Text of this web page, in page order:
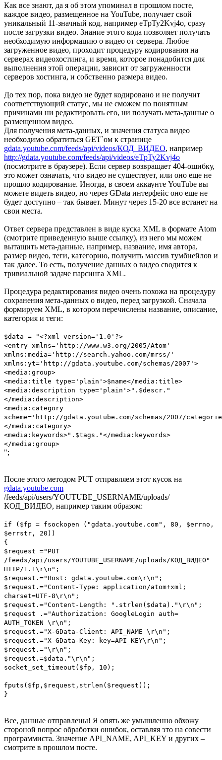
Как все знают, да я об этом упоминал в прошлом посте,
каждое видео, размещенное на YouTube, получает свой
уникальный 11-значный код, например eTpTy2Kvj4o, сразу
после загрузки видео. Знание этого кода позволяет получать
необходимую информацию о видео от сервера. Любое
загруженное видео, проходит процедуру кодирования на
серверах видеохостинга, и время, которое понадобится для
выполнения этой операции, зависит от загруженности
серверов хостинга, и собственно размера видео.
До тех пор, пока видео не будет кодировано и не получит
соответствующий статус, мы не сможем по понятным
причинами ни редактировать его, ни получать мета-данные о
размещенном видео.
Для получения мета-данных, и значения статуса видео
необходимо обратиться GET`ом к странице
gdata.youtube.com/feeds/api/videos/КОД_ВИДЕО, например
http://gdata.youtube.com/feeds/api/videos/eTpTy2Kvj4o
(посмотрите в браузере). Если сервер возвращает 404-ошибку,
это может означать, что видео не существует, или оно еще не
прошло кодирование. Иногда, в своем аккаунте YouTube вы
можете видеть видео, но через GData интерфейс оно еще не
будет доступно – так бывает. Минут через 15-20 все встанет на
свои места.
Ответ сервера представлен в виде куска XML в формате Atom
(смотрите приведенную выше ссылку), из него мы можем
вытащить мета-данные, например, название, имя автора,
размер видео, теги, категорию, получить массив тумбнейлов и
так далее. То есть, получение данных о видео сводится к
тривиальной задаче парсинга XML.
Процедура редактирования видео очень похожа на процедуру
сохранения мета-данных о видео, перед загрузкой. Сначала
формируем XML, в котором перечислены название, описание,
категория и теги:
$data = "<?xml version='1.0'?>
<entry xmlns='http://www.w3.org/2005/Atom'
xmlns:media='http://search.yahoo.com/mrss/'
xmlns:yt='http://gdata.youtube.com/schemas/2007'>
<media:group>
<media:title type='plain'>$name</media:title>
<media:description type='plain'>".$descr."
</media:description>
<media:category
scheme='http://gdata.youtube.com/schemas/2007/
</media:category>
<media:keywords>".$tags."</media:keywords>
</media:group>
";
После этого методом PUT отправляем этот кусок на
gdata.youtube.com
/feeds/api/users/YOUTUBE_USERNAME/uploads/
КОД_ВИДЕО, например таким образом:
if ($fp = fsockopen ("gdata.youtube.com", 80, $errno,
$errstr, 20))
{
$request ="PUT
/feeds/api/users/YOUTUBE_USERNAME/uploads/КОД_ВИДЕО"
HTTP/1.1\r\n";
$request.="Host: gdata.youtube.com\r\n";
$request.="Content-Type: application/atom+xml;
charset=UTF-8\r\n";
$request.="Content-Length: ".strlen($data)."\r\n";
$request .="Authorization: GoogleLogin auth=
AUTH_TOKEN \r\n";
$request.="X-GData-Client: API_NAME \r\n";
$request.="X-GData-Key: key=API_KEY\r\n";
$request.="\r\n";
$request.=$data."\r\n";
socket_set_timeout($fp, 10);
fputs($fp,$request,strlen($request));
}
Все, данные отправлены! Я опять же умышленно обхожу
стороной вопрос обработки ошибок, оставляя это на совести
программиста. Значение API_NAME, API_KEY и других –
смотрите в прошлом посте.